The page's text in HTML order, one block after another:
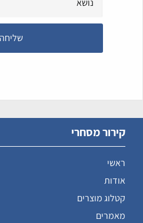
קירור מסחרי
ראשי
אודות
קטלוג מוצרים
מאמרים